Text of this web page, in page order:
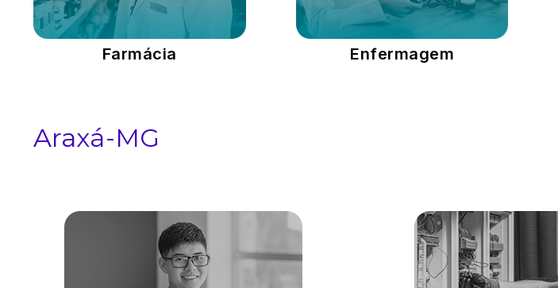
Farmácia Enfermagem
Araxá-MG